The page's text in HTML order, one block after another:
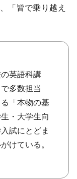
「皆で乗り越え
英語科講
多数担当
「本物の基
・大学生向
試にとどま
けている。